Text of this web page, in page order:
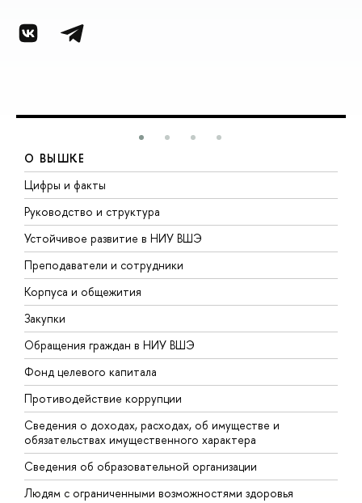
О ВЫШКЕ
Цифры и факты
Руководство и структура
Устойчивое развитие в НИУ ВШЭ
Преподаватели и сотрудники
Корпуса и общежития
Закупки
Обращения граждан в НИУ ВШЭ
Фонд целевого капитала
Противодействие коррупции
Сведения о доходах, расходах, об имуществе и
обязательствах имущественного характера
Сведения об образовательной организации
Людям с ограниченными возможностями здоровья